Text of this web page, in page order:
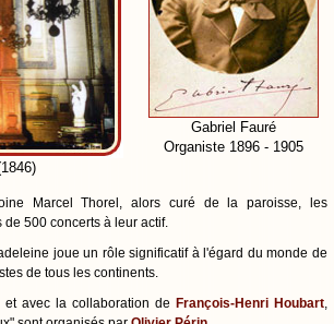
Gabriel Fauré
Organiste 1896 - 1905
Marcel Thorel, alors curé de la paroisse, les
de 500 concerts à leur actif.
joue un rôle significatif à l'égard du monde de
de tous les continents.
et avec la collaboration de François-Henri Houbart,